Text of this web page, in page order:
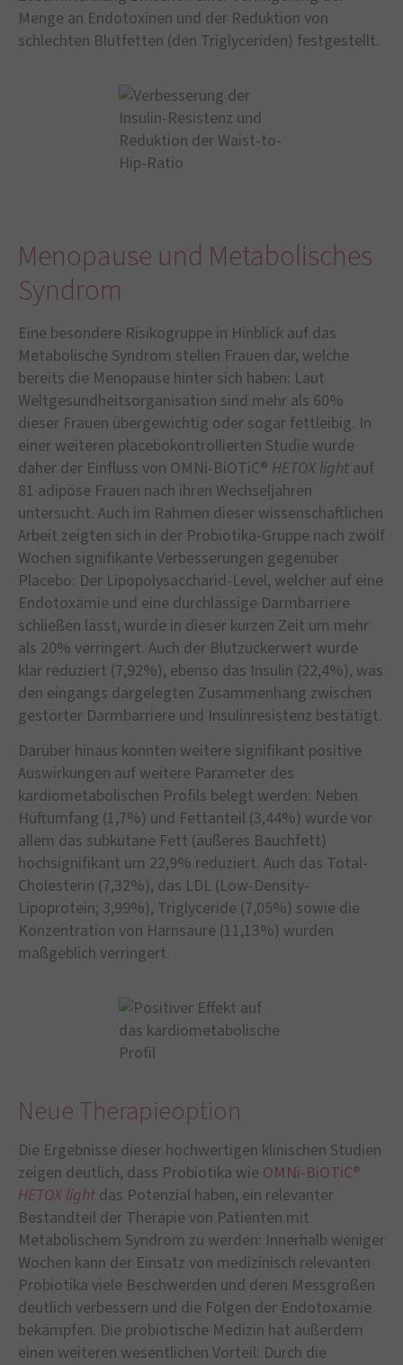
Menge an Endotoxinen und der Reduktion von
schlechten Blutfetten (den Triglyceriden) festgestellt.
Menopause und Metabolisches
Syndrom
Eine besondere Risikogruppe in Hinblick auf das
Metabolische Syndrom stellen Frauen dar, welche
bereits die Menopause hinter sich haben: Laut
Weltgesundheitsorganisation sind mehr als 60%
dieser Frauen übergewichtig oder sogar fettleibig. In
einer weiteren placebokontrollierten Studie wurde
daher der Einfluss von OMNi-BiOTiC® HETOX light auf
81 adipöse Frauen nach ihren Wechseljahren
untersucht. Auch im Rahmen dieser wissenschaftlichen
Arbeit zeigten sich in der Probiotika-Gruppe nach zwölf
Wochen signifikante Verbesserungen gegenüber
Placebo: Der Lipopolysaccharid-Level, welcher auf eine
Endotoxämie und eine durchlässige Darmbarriere
schließen lässt, wurde in dieser kurzen Zeit um mehr
als 20% verringert. Auch der Blutzuckerwert wurde
klar reduziert (7,92%), ebenso das Insulin (22,4%), was
den eingangs dargelegten Zusammenhang zwischen
gestörter Darmbarriere und Insulinresistenz bestätigt.
Darüber hinaus konnten weitere signifikant positive
Auswirkungen auf weitere Parameter des
kardiometabolischen Profils belegt werden: Neben
Hüftumfang (1,7%) und Fettanteil (3,44%) wurde vor
allem das subkutane Fett (äußeres Bauchfett)
hochsignifikant um 22,9% reduziert. Auch das Total-
Cholesterin (7,32%), das LDL (Low-Density-
Lipoprotein; 3,99%), Triglyceride (7,05%) sowie die
Konzentration von Harnsäure (11,13%) wurden
maßgeblich verringert.
Neue Therapieoption
Die Ergebnisse dieser hochwertigen klinischen Studien
zeigen deutlich, dass Probiotika wie OMNi-BiOTiC®
HETOX light das Potenzial haben, ein relevanter
Bestandteil der Therapie von Patienten mit
Metabolischem Syndrom zu werden: Innerhalb weniger
Wochen kann der Einsatz von medizinisch relevanten
Probiotika viele Beschwerden und deren Messgrößen
deutlich verbessern und die Folgen der Endotoxämie
bekämpfen. Die probiotische Medizin hat außerdem
einen weiteren wesentlichen Vorteil: Durch die